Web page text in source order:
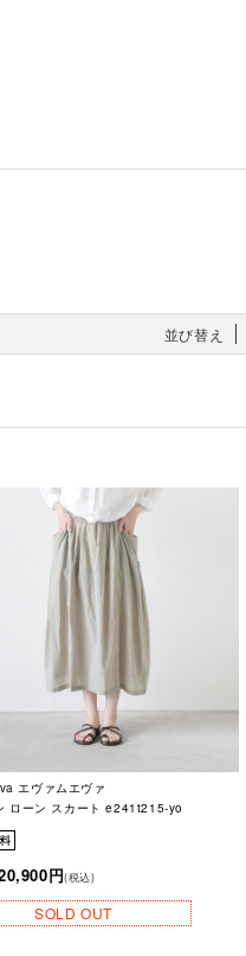
並び替え
エヴァムエヴァ
ローン スカート e241t215-yo
円(税込)
SOLD OUT